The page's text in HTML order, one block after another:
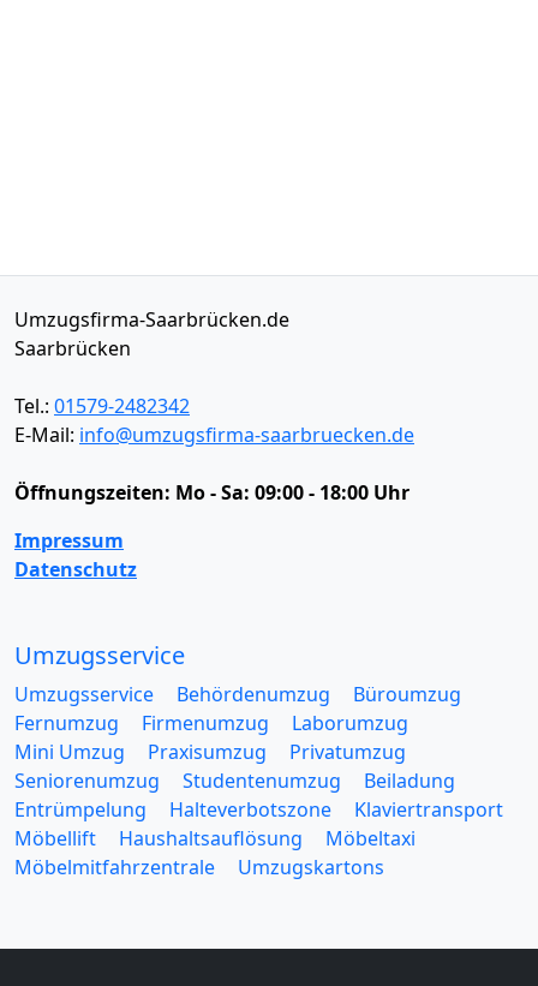
Umzugsfirma-Saarbrücken.de
Saarbrücken
Tel.: 01579-2482342
E-Mail: info@umzugsfirma-saarbruecken.de
Öffnungszeiten: Mo - Sa: 09:00 - 18:00 Uhr
Impressum
Datenschutz
Umzugsservice
Umzugsservice Behördenumzug
Büroumzug
Fernumzug
Firmenumzug
Laborumzug
Mini Umzug
Praxisumzug
Privatumzug
Seniorenumzug
Studentenumzug
Beiladung
Entrümpelung
Halteverbotszone
Klaviertransport
Möbellift
Haushaltsauflösung
Möbeltaxi
Möbelmitfahrzentrale
Umzugskartons